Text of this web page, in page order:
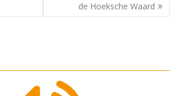
de Hoeksche Waard